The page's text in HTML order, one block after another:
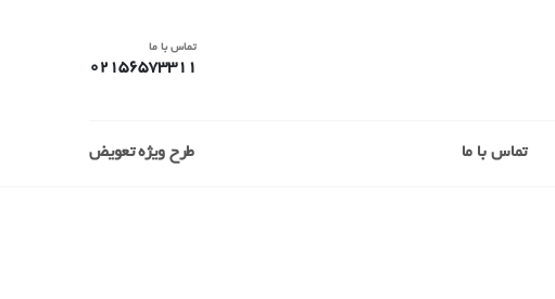
تماس با ما
02156573311
تماس با ما طرح ویژه تعویض